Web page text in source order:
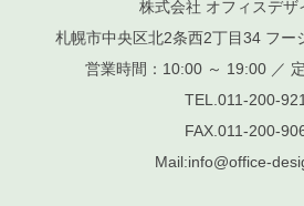
株式会社 オフィスデザ
札幌市中央区北2条西2丁目34 フー
営業時間：10:00 ～ 19:00 ／
TEL. 011-200-
FAX. 011-200-
Mail:info@office-